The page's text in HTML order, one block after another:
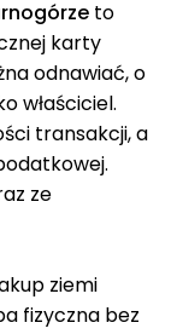
to
karty
odnawiać, o
właściciel.
transakcji, a
ze
ziemi
fizyczna bez